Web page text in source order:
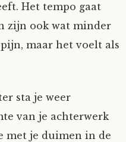
Het tempo gaat
zijn ook wat minder
maar het voelt als
sta je weer
van je achterwerk
met je duimen in de